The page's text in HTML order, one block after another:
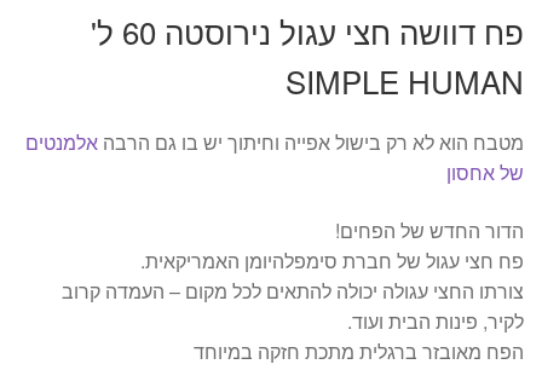
פח דוושה חצי עגול נירוסטה 60 ל'
SIMPLE HUMAN
מטבח הוא לא רק בישול אפייה וחיתוך יש בו גם הרבה אלמנטים
של אחסון
הדור החדש של הפחים!
פח חצי עגול של חברת סימפלהיומן האמריקאית.
צורתו החצי עגולה יכולה להתאים לכל מקום – העמדה קרוב
לקיר, פינות הבית ועוד.
הפח מאובזר ברגלית מתכת חזקה במיוחד